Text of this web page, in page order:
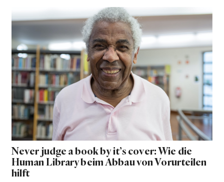
Never judge a book by it’s cover: Wie die
Human Library beim Abbau von Vorurteilen
hilft